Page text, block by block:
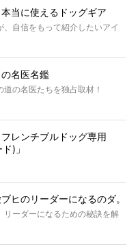
本当に使えるドッグギア
、自信をもって紹介したいアイ
の名医名鑑
の名医たちを独占取材！
フレンチブルドッグ専用
)」
ヒのリーダーになるのダ。
リーダーになるための秘訣を解